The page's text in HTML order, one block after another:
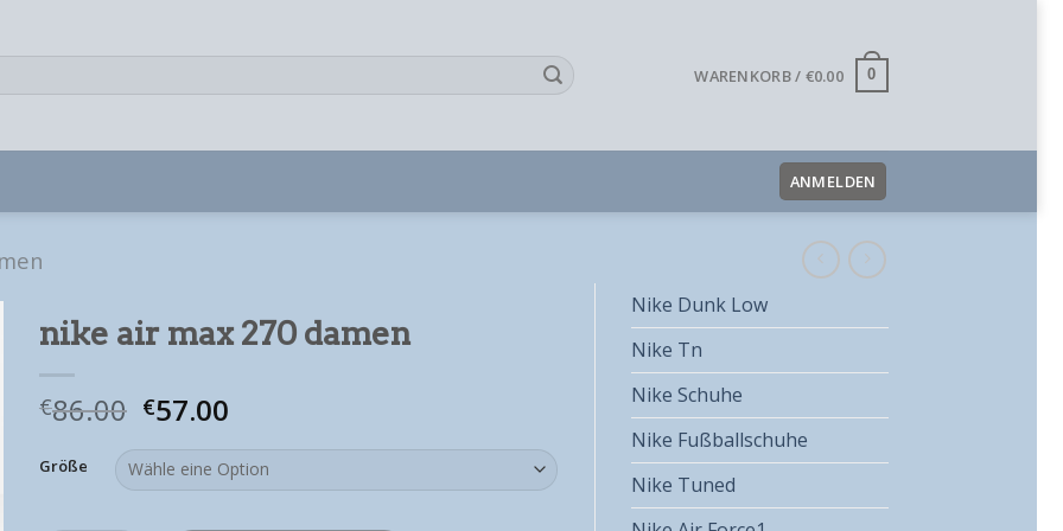
WARENKORB / €0.00 0
ANMELDEN
Nike Dunk Low
Nike Tn
Nike Schuhe
Nike Fußballschuhe
Nike Tuned
nike air max 270 damen
€86.00 €57.00
Größe